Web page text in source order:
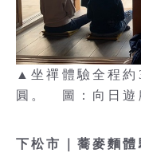
▲坐禪體驗全程約
圓。 圖：向日遊
下松市｜蕎麥麵體